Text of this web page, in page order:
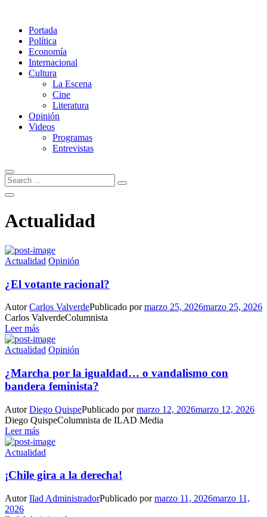
Portada
Política
Economía
Internacional
Cultura
La Escena
Cine
Literatura
Opinión
Videos
Programas
Entrevistas
Actualidad
Actualidad Opinión
¿El votante racional?
AutorCarlos ValverdePublicado pormarzo 25, 2026marzo 25, 2026
Carlos ValverdeColumnista
Leer más
Actualidad Opinión
¿Marcha por la igualdad… o vandalismo con
bandera feminista?
AutorDiego QuispePublicado pormarzo 12, 2026marzo 12, 2026
Diego QuispeColumnista de ILAD Media
Leer más
Actualidad
¡Chile gira a la derecha!
AutorIlad AdministradorPublicado pormarzo 11, 2026marzo 11,
2026